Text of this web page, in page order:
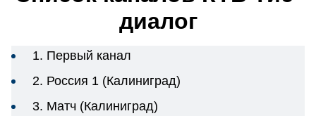
диалог
1. Первый канал
2. Россия 1 (Калиниград)
3. Матч (Калиниград)